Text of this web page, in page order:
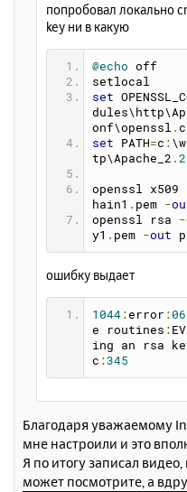
попробовал локально
key ни в какую
@echo off
setlocal
set
onf\openssl .
set PATH=c :
tp\Apache_2 . 2
openssl x509
hain1 . pem -
openssl rsa -
y1 . pem -out
ошибку выдает
1044 :error :
e routines :
ing an rsa
c :345
Благодаря уважаемому
мне настроили и это
Я по итогу записал
может посмотрите, а